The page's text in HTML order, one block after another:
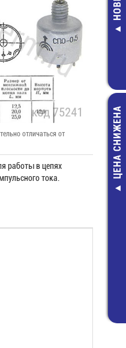
Решетка
вентилятора
49,00 руб.
ЦЕНА СНИЖЕНА
отличаться от
работы в цепях
тока.